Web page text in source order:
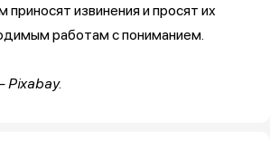
приносят извинения и просят их
работам с пониманием.
Pixabay.